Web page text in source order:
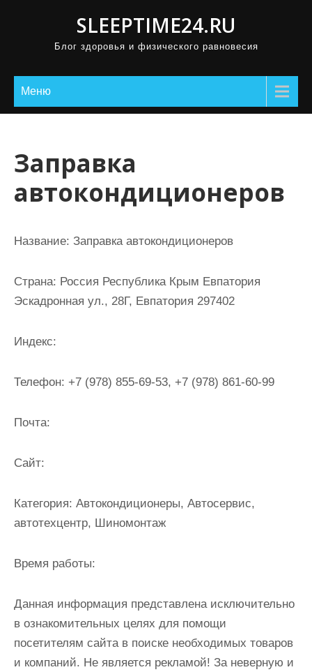
SLEEPTIME24.RU
Блог здоровья и физического равновесия
Меню
Заправка
автокондиционеров
Название: Заправка автокондиционеров
Страна: Россия Республика Крым Евпатория
Эскадронная ул., 28Г, Евпатория 297402
Индекс:
Телефон: +7 (978) 855-69-53, +7 (978) 861-60-99
Почта:
Cайт:
Категория: Автокондиционеры, Автосервис,
автотехцентр, Шиномонтаж
Время работы:
Данная информация представлена исключительно
в ознакомительных целях для помощи
посетителям сайта в поиске необходимых товаров
и компаний. Не является рекламой! За неверную и